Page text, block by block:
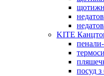
KITE
посуд з